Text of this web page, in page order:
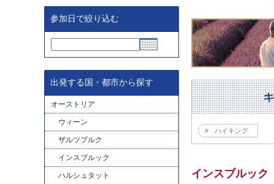
参加日で絞り込む
出発する国・都市から探す
オーストリア
ウィーン
ザルツブルク
インスブルック
ハルシュタット
ハイキング
インスブルック